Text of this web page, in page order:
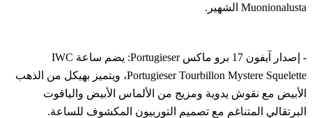
Muonionalusta الشهير.
- إصدار آيفون 17 برو ماكس Portugieser: يضم ساعة IWC
Portugieser Tourbillon Mystere Squelette، ويتميز بهيكل من الذهب
الأبيض مع نقوش يدوية ومزيج من الألماس الأبيض والياقوت
البرتقالي المتناغم مع تصميم التوربيون المكشوف للساعة.